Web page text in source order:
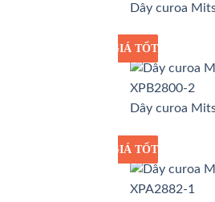
Dây curoa
GIÁ SỈ
GIÁ TỐT
Dây curoa
GIÁ SỈ
GIÁ TỐT